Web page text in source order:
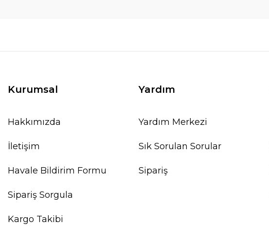
Kurumsal
Hakkımızda
İletişim
Havale Bildirim Formu
Sipariş Sorgula
Kargo Takibi
Yardım
Yardım Merkezi
Sık Sorulan Sorular
Sipariş